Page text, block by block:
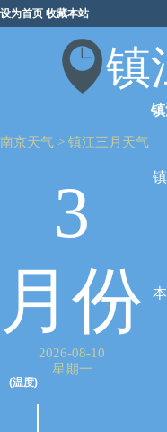
设为首页 收藏本站
镇
南京天气 > 镇江三月天气
3
月份
2026-08-10
星期一
(温度)